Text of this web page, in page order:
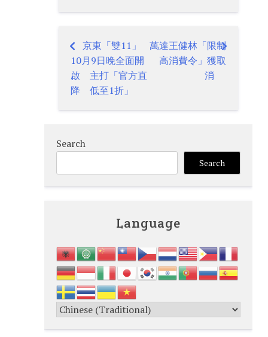
Post
navigation
京東「雙11」
10月9日晚全面開
啟 主打「官方直
降 低至1折」
萬達王健林「限制
高消費令」獲取
消
Search
Search
Language